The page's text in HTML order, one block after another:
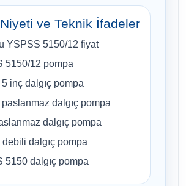
ve Teknik İfadeler
YSPSS 5150/12 fiyat
5150/12 pompa
inç dalgıç pompa
dalgıç pompa
dalgıç pompa
dalgıç pompa
5150 dalgıç pompa